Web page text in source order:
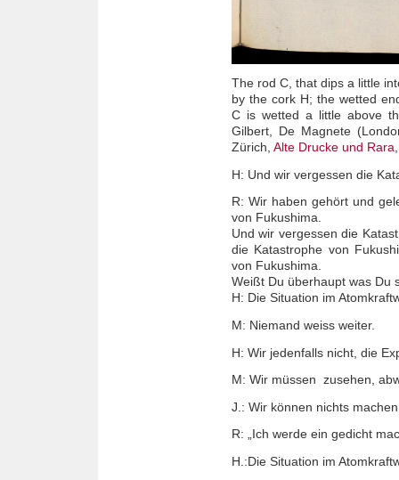
The rod C, that dips a little
by the cork H; the wetted
C is wetted a little above
Gilbert, De Magnete
Zürich, Alte Drucke und Rara
H: Und wir vergessen die
R: Wir haben gehört und
von Fukushima.
Und wir vergessen die
die Katastrophe von
von Fukushima.
Weißt Du überhaupt was Du
H: Die Situation im
M: Niemand weiss weiter.
H: Wir jedenfalls nicht, die
M: Wir müssen zusehen,
J.: Wir können nichts
R: „Ich werde ein gedicht
H.:Die Situation im